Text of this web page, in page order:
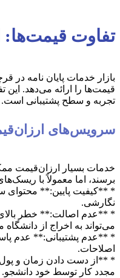
تفاوت قیمت‌ها:
بازار خدمات پایان نامه در
قیمت‌ها را ارائه می‌دهد. این
تجربه و سطح پشتیبانی است.
سرویس‌های
خدمات بسیار ارزان‌قیمت
برسند، اما معمولاً با
* **کیفیت پایین:**
نگارشی.
* **عدم اصالت:** خطر
می‌تواند به اخراج از
* **عدم پشتیبانی:** عدم
اصلاحات.
* **از دست دادن زمان و
مجدد کار توسط خود دانشجو.